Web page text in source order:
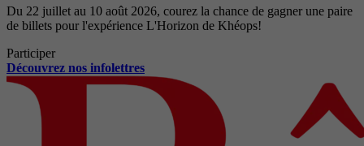
Du 22 juillet au 10 août 2026, courez la chance de gagner une paire
de billets pour l'expérience L'Horizon de Khéops!
Participer
Découvrez nos infolettres